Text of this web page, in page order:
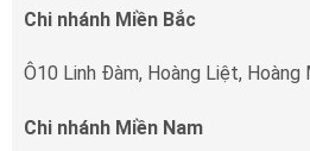
Chi nhánh Miền Bắc
Ô10 Linh Đàm, Hoàng Liệt, Hoàng
Chi nhánh Miền Nam